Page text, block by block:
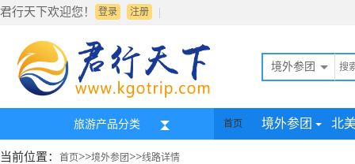
君行天下欢迎您！ 登录 |
注册
境外参团
旅游产品分类 首页 境外参团 北
当前位置： 首页>>境外参团>>线路详情